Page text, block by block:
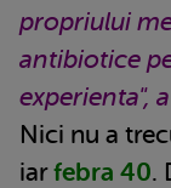
propriului
antibiotice
experienta",
Nici nu a
iarfebra 40.